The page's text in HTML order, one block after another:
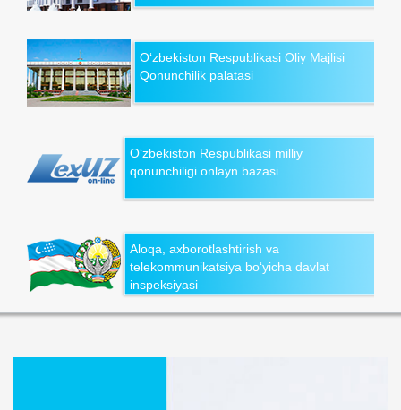
O‘zbekiston Respublikasi Oliy Majlisi
Qonunchilik palatasi
O‘zbekiston Respublikasi milliy
qonunchiligi onlayn bazasi
Aloqa, axborotlashtirish va
telekommunikatsiya bo‘yicha davlat
inspeksiyasi